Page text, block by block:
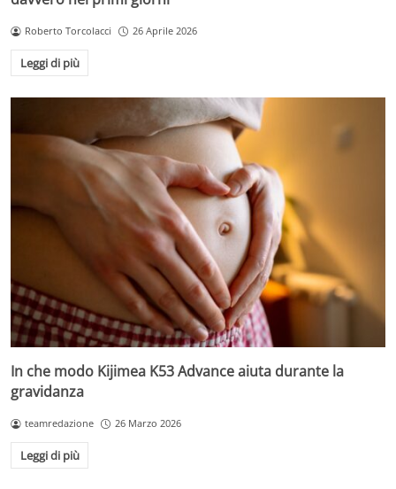
Roberto Torcolacci 26 Aprile 2026
Leggi di più
In che modo Kijimea K53 Advance aiuta durante la
gravidanza
teamredazione 26 Marzo 2026
Leggi di più